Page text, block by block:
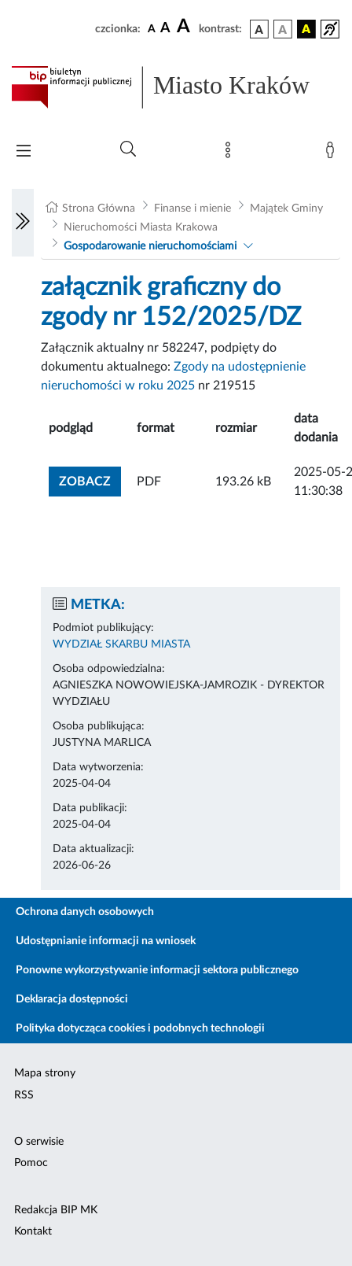
czcionka: A A A kontrast:
Miasto Kraków
Strona Główna Finanse i mienie
Majątek Gminy
Nieruchomości Miasta Krakowa
Gospodarowanie nieruchomościami
załącznik graficzny do
zgody nr 152/2025/DZ
Załącznik aktualny nr 582247, podpięty do
dokumentu aktualnego:Zgody na udostępnienie
nieruchomości w roku 2025 nr 219515
podgląd format rozmiar
data
dodania
ZOBACZZOBACZ ZAŁĄCZNIK
PDF 193.26 kB
2025-05-
11:30:38
METKA:
Podmiot publikujący:
WYDZIAŁ SKARBU MIASTA
Osoba odpowiedzialna:
AGNIESZKA NOWOWIEJSKA-JAMROZIK - DYREKTOR
WYDZIAŁU
Osoba publikująca:
JUSTYNA MARLICA
Data wytworzenia:
2025-04-04
Data publikacji:
2025-04-04
Data aktualizacji:
2026-06-26
Ochrona danych osobowych
Udostępnianie informacji na wniosek
Ponowne wykorzystywanie informacji sektora publicznego
Deklaracja dostępności
Polityka dotycząca cookies i podobnych technologii
Mapa strony
RSS
O serwisie
Pomoc
Redakcja BIP MK
Kontakt